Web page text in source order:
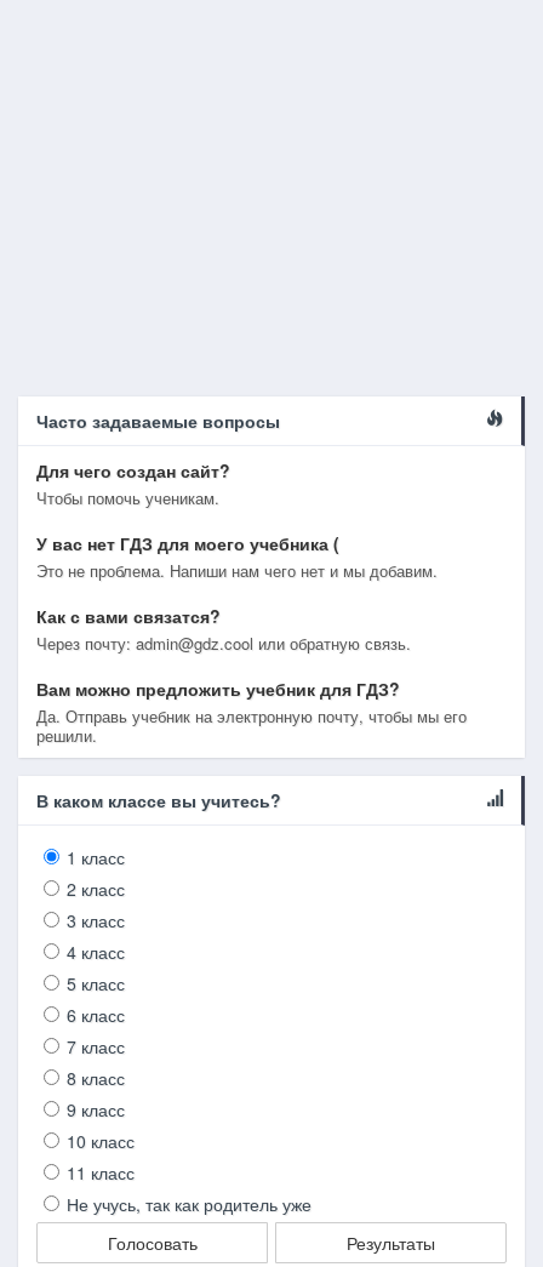
Часто задаваемые вопросы
Для чего создан сайт?
Чтобы помочь ученикам.
У вас нет ГДЗ для моего учебника (
Это не проблема. Напиши нам чего нет и мы добавим.
Как с вами связатся?
Через почту: admin@gdz.cool или обратную связь.
Вам можно предложить учебник для ГДЗ?
Да. Отправь учебник на электронную почту, чтобы мы его
решили.
В каком классе вы учитесь?
1 класс
2 класс
3 класс
4 класс
5 класс
6 класс
7 класс
8 класс
9 класс
10 класс
11 класс
Не учусь, так как родитель уже
Голосовать
Результаты